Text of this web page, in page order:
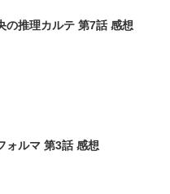
の推理カルテ 第7話 感想
ォルマ 第3話 感想